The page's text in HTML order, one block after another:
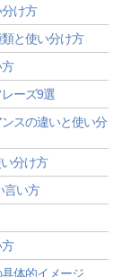
け方
と使い分け方
ーズ9選
スの違いと使い分
分け方
言い方
体的イメージ